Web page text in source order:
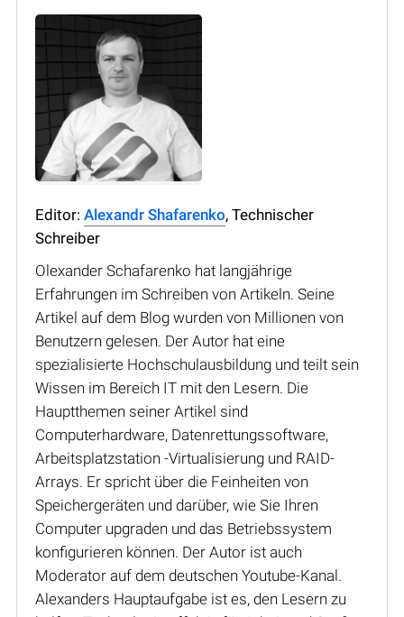
Editor: Alexandr Shafarenko, Technischer
Schreiber
Olexander Schafarenko hat langjährige
Erfahrungen im Schreiben von Artikeln. Seine
Artikel auf dem Blog wurden von Millionen von
Benutzern gelesen. Der Autor hat eine
spezialisierte Hochschulausbildung und teilt sein
Wissen im Bereich IT mit den Lesern. Die
Hauptthemen seiner Artikel sind
Computerhardware, Datenrettungssoftware,
Arbeitsplatzstation -Virtualisierung und RAID-
Arrays. Er spricht über die Feinheiten von
Speichergeräten und darüber, wie Sie Ihren
Computer upgraden und das Betriebssystem
konfigurieren können. Der Autor ist auch
Moderator auf dem deutschen Youtube-Kanal.
Alexanders Hauptaufgabe ist es, den Lesern zu